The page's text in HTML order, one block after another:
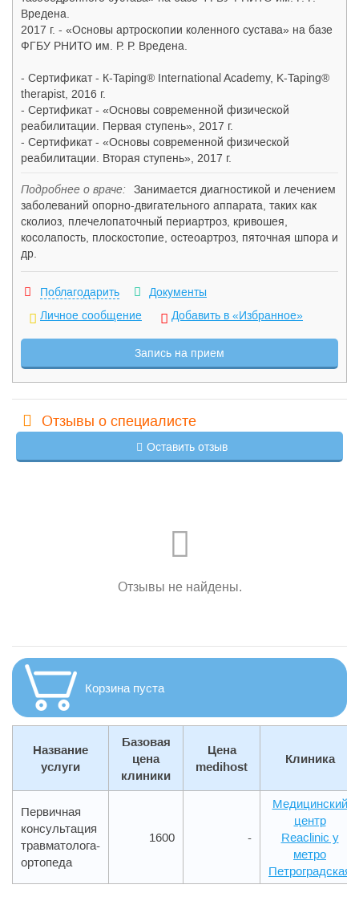
Вредена.
2017 г. - «Основы артроскопии коленного сустава» на базе
ФГБУ РНИТО им. Р. Р. Вредена.
- Сертификат - К-Taping® International Academy, K-Taping®
therapist, 2016 г.
- Сертификат - «Основы современной физической
реабилитации. Первая ступень», 2017 г.
- Сертификат - «Основы современной физической
реабилитации. Вторая ступень», 2017 г.
Подробнее о враче:
Занимается диагностикой и лечением
заболеваний опорно-двигательного аппарата, таких как
сколиоз, плечелопаточный периартроз, кривошея,
косолапость, плоскостопие, остеоартроз, пяточная шпора и
др.
Поблагодарить
Документы
Личное сообщение
Добавить в «Избранное»
Запись на прием
Отзывы о специалисте
Оставить отзыв
Отзывы не найдены.
Услуги специалиста
Корзина пуста
Название
услуги
Базовая
цена
клиники
Цена
medihost
Клиника
Первичная
консультация
травматолога-
ортопеда
1600 -
Медицинский
центр
Reaclinic у
метро
Петроградская